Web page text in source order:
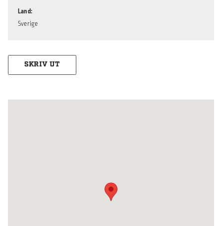
Land
Sverige
SKRIV UT